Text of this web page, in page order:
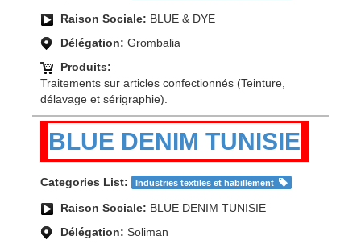
Raison Sociale: BLUE & DYE
Délégation: Grombalia
Produits:
Traitements sur articles confectionnés (Teinture,
délavage et sérigraphie).
BLUE DENIM TUNISIE
Categories List: Industries textiles et habillement
Raison Sociale: BLUE DENIM TUNISIE
Délégation: Soliman